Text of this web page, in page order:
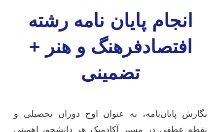
انجام پایان نامه رشته
افتصادفرهنگ و هنر +
تضمینی
نگارش پایان‌نامه، به عنوان اوج دوران تحصیلی و
نقطه عطفی در مسیر آکادمیک هر دانشجو، اهمیتی